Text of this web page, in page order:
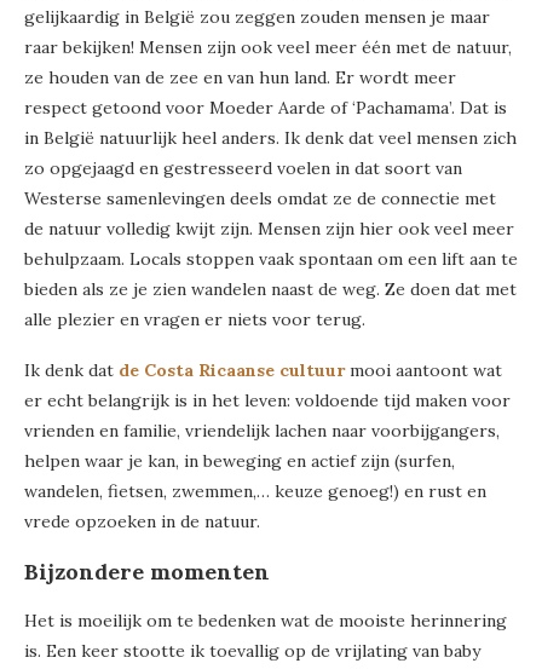
gelijkaardig in België zou zeggen zouden mensen je maar
raar bekijken! Mensen zijn ook veel meer één met de natuur,
ze houden van de zee en van hun land. Er wordt meer
respect getoond voor Moeder Aarde of ‘Pachamama’. Dat is
in België natuurlijk heel anders. Ik denk dat veel mensen zich
zo opgejaagd en gestresseerd voelen in dat soort van
Westerse samenlevingen deels omdat ze de connectie met
de natuur volledig kwijt zijn. Mensen zijn hier ook veel meer
behulpzaam. Locals stoppen vaak spontaan om een lift aan te
bieden als ze je zien wandelen naast de weg. Ze doen dat met
alle plezier en vragen er niets voor terug.
Ik denk dat de Costa Ricaanse cultuurmooi aantoont wat
er echt belangrijk is in het leven: voldoende tijd maken voor
vrienden en familie, vriendelijk lachen naar voorbijgangers,
helpen waar je kan, in beweging en actief zijn (surfen,
wandelen, fietsen, zwemmen,… keuze genoeg!) en rust en
vrede opzoeken in de natuur.
Bijzondere momenten
Het is moeilijk om te bedenken wat de mooiste herinnering
is. Een keer stootte ik toevallig op de vrijlating van baby